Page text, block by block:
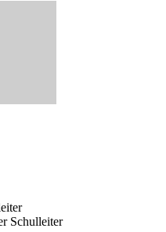
Schulleiter